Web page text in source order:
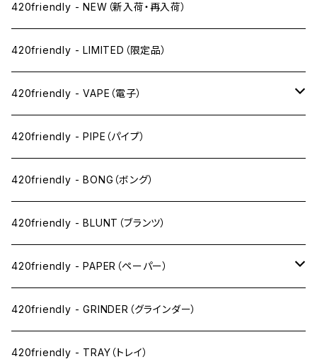
420friendly - NEW（新入荷・再入荷）
420friendly - LIMITED（限定品）
420friendly - VAPE（電子）
ペン下
ニコパフ系
ドライ系
ワックス系
420friendly - PIPE（パイプ）
420friendly - BONG（ボング）
420friendly - BLUNT（ブランツ）
420friendly - PAPER（ペーパー）
SW(シングルワイド）サイズ
1 1/4サイズ
420friendly - GRINDER（グラインダー）
420friendly - TRAY（トレイ）